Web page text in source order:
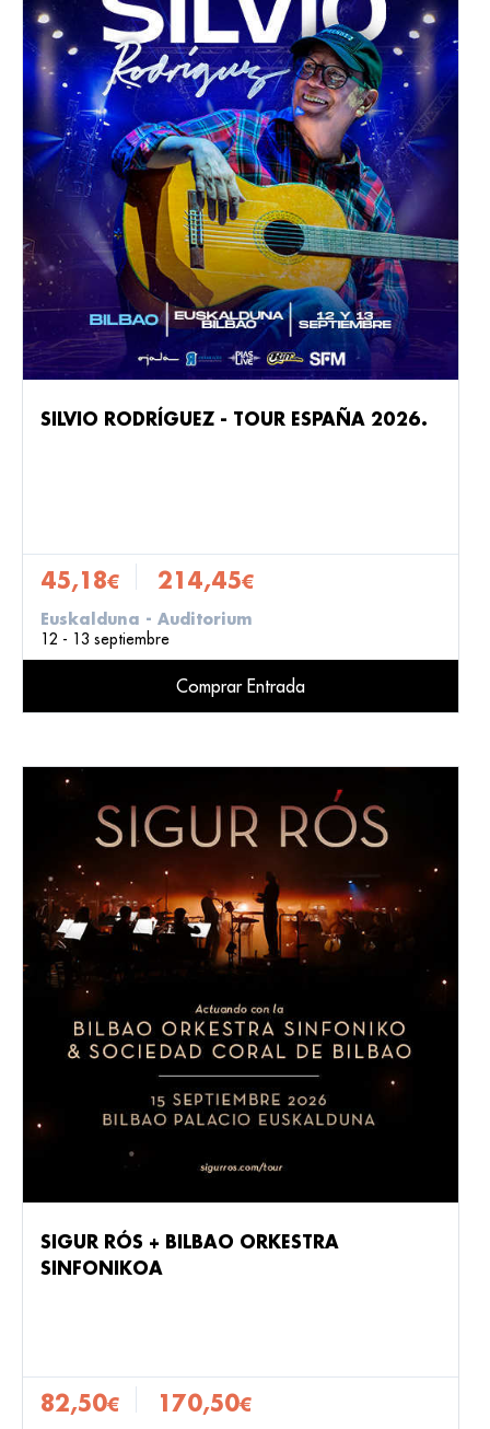
SILVIO RODRÍGUEZ - TOUR ESPAÑA 2026.
45,18€ 214,45€
Euskalduna - Auditorium
12 - 13 septiembre
Comprar Entrada
SIGUR RÓS + BILBAO ORKESTRA
SINFONIKOA
82,50€ 170,50€